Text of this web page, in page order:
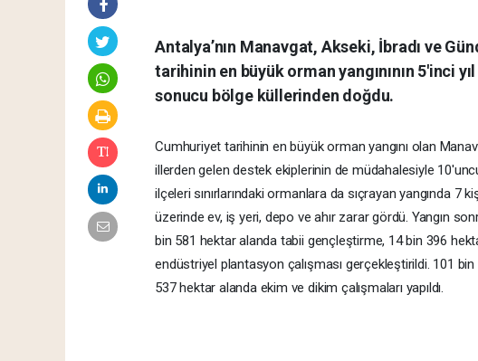
Antalya’nın Manavgat, Akseki, İbradı ve
tarihinin en büyük orman yangınının 5'inci
sonucu bölge küllerinden doğdu.
Cumhuriyet tarihinin en büyük orman yangını olan
illerden gelen destek ekiplerinin de müdahalesiyle
ilçeleri sınırlarındaki ormanlara da sıçrayan yangında 7
üzerinde ev, iş yeri, depo ve ahır zarar gördü. Yangın
bin 581 hektar alanda tabii gençleştirme, 14 bin 396
endüstriyel plantasyon çalışması gerçekleştirildi. 101
537 hektar alanda ekim ve dikim çalışmaları yapıldı.